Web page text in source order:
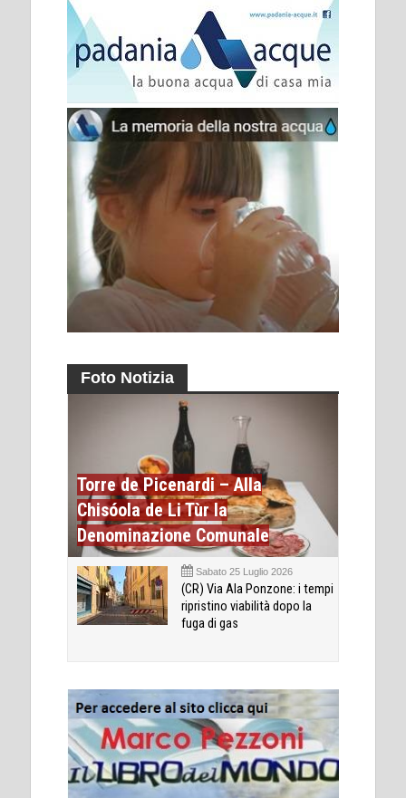
Foto Notizia
Torre de Picenardi – Alla
Chisóola de Li Tùr la
Denominazione Comunale
Sabato 25 Luglio 2026
(CR) Via Ala Ponzone: i tempi
ripristino viabilità dopo la
fuga di gas